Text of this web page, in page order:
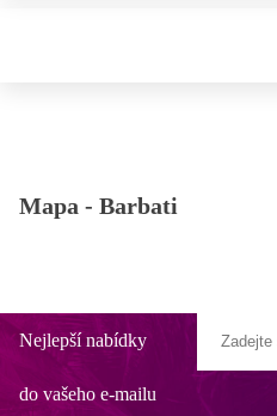
Mapa - Barbati
Nejlepší nabídky
do vašeho e-mailu